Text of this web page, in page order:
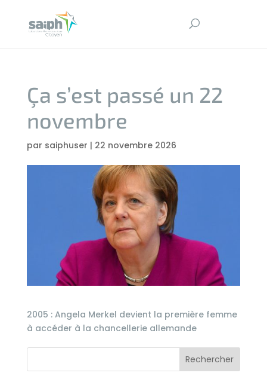
Ça s’est passé un 22
novembre
par saiphuser | 22 novembre 2026
2005 : Angela Merkel devient la première femme
à accéder à la chancellerie allemande
Rechercher